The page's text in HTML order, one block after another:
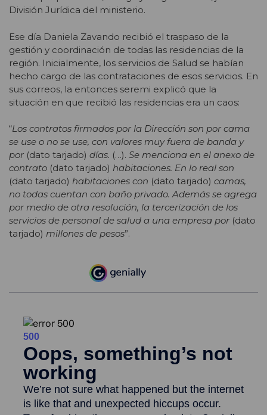
División Jurídica del ministerio.
Ese día Daniela Zavando recibió el traspaso de la
gestión y coordinación de todas las residencias de la
región. Inicialmente, los servicios de Salud se habían
hecho cargo de las contrataciones de esos servicios. En
sus correos, la entonces seremi explicó que la
situación en que recibió las residencias era un caos:
“Los contratos firmados por la Dirección son por cama
se use o no se use, con valores muy fuera de banda y
por (dato tarjado) días. (…). Se menciona en el anexo de
contrato (dato tarjado) habitaciones. En lo real son
(dato tarjado) habitaciones con (dato tarjado) camas,
no todas cuentan con baño privado. Además se agrega
por medio de otra resolución, la tercerización de los
servicios de personal de salud a una empresa por (dato
tarjado) millones de pesos”.